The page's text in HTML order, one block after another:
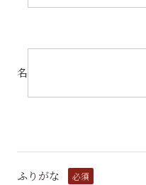
名
ふりがな 必須